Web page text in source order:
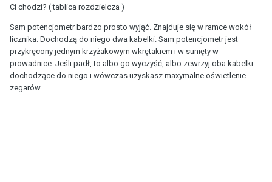
Ci chodzi? ( tablica rozdzielcza )
Sam potencjometr bardzo prosto wyjąć. Znajduje się w ramce wokół
licznika. Dochodzą do niego dwa kabelki. Sam potencjometr jest
przykręcony jednym krzyżakowym wkrętakiem i w sunięty w
prowadnice. Jeśli padł, to albo go wyczyść, albo zewrzyj oba kabelki
dochodzące do niego i wówczas uzyskasz maxymalne oświetlenie
zegarów.